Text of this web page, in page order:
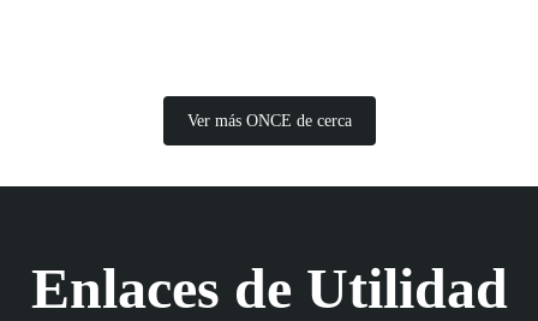
Ver más ONCE de cerca
Enlaces de Utilidad